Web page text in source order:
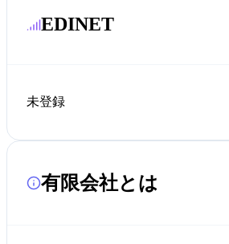
EDINET
未登録
有限会社とは